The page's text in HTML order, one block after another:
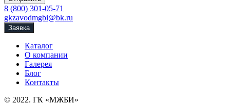
8 (800) 301-05-71
gkzavodmgbi@bk.ru
Заявка
Каталог
О компании
Галерея
Блог
Контакты
© 2022. ГК «МЖБИ»